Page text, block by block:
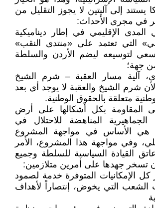
يستند إلى آليتين لا يجوز التقليل من
في مجرى الأحداث:
المدى الإقليمي في إطار ديناميكية
التي تعتمد على «منتدى النقب»
لتوسيعه ليضم الأردن والسلطة
جهة؛
آلية مسار العقبة – شرم الشيخ
لأن شرم الشيخ والعقبة لا يوجد أي بعد
متعلقة بالحقوق الوطنية.
المقاومة بكل أشكالها على أرض
الجماهيرية المناهضة للاحتلال في
هي الأساس في مواجهة المشروع
وفي مواجهة هذا المشروع، الأمر
القيادة السياسية للسلطة وجميع
تسخر جهدها على أمرين متلازمين:
الإمكانيات المتوفرة خدمة لصمود
الشعب التي يخوض، إنتصاراً لأهداف